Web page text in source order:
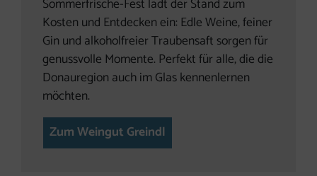
Sommerfrische-Fest lädt der Stand zum
Kosten und Entdecken ein: Edle Weine, feiner
Gin und alkoholfreier Traubensaft sorgen für
genussvolle Momente. Perfekt für alle, die die
Donauregion auch im Glas kennenlernen
möchten.
Zum Weingut Greindl